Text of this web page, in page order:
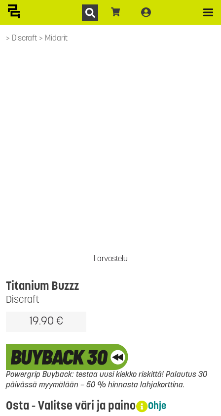
Discraft Midarit
1 arvostelu
Discraft
Titanium Buzzz
19.90 €
Powergrip Buyback: testaa uusi kiekko riskittä! Palautus 30
päivässä myymälään – 50 % hinnasta lahjakorttina.
Osta - Valitse väri ja paino Ohje